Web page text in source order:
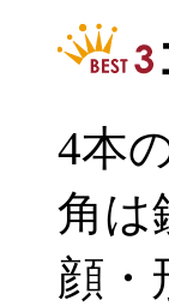
4本
角は
顔・